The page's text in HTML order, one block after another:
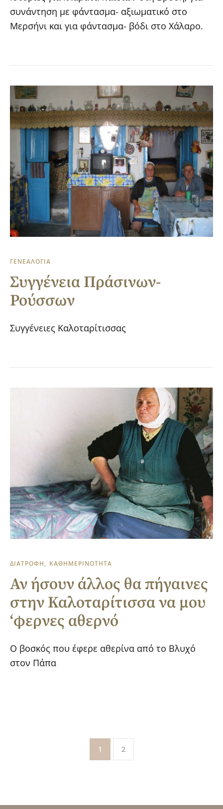
συνάντηση με φάντασμα- αξιωματικό στο
Μερσήνι και για φάντασμα- βόδι στο Χάλαρο.
ΓΕΝΕΑΛΟΓΙΑ
Συγγένεια Πράσινων-
Ρούσσων
Συγγένειες Καλοταρίτισσας
ΔΙΑΤΡΟΦΗ ΚΑΘΗΜΕΡΙΝΟΤΗΤΑ
Αν ήσουν άλλος θα πήγαινες
στην Καλοταρίτισσα να μου
‘φερνες αθερνό
Ο βοσκός που έφερε αθερίνα από το Βλυχό
στον Πάπα
1 2